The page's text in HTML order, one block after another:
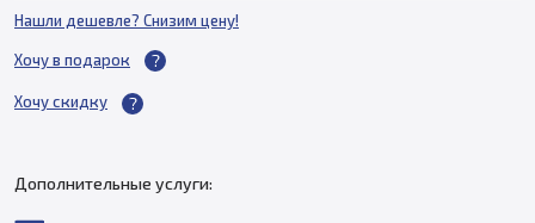
Нашли дешевле? Снизим цену!
Хочу в подарок
Хочу скидку
Дополнительные услуги: